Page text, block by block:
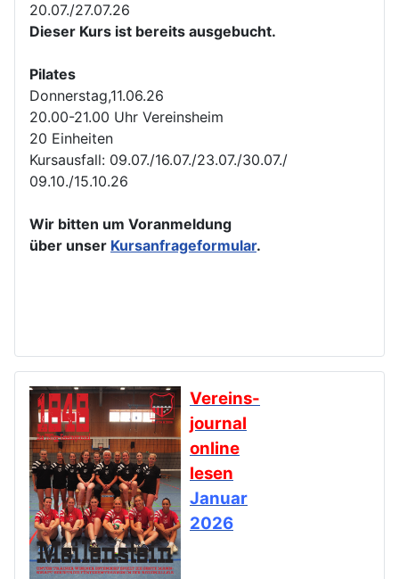
20.07./27.07.26
Dieser Kurs ist bereits ausgebucht.
Pilates
Donnerstag,11.06.26
20.00-21.00 Uhr Vereinsheim
20 Einheiten
Kursausfall: 09.07./16.07./23.07./30.07./
09.10./15.10.26
Wir bitten um Voranmeldung
über unser Kursanfrageformular.
Vereins-
journal
online
lesen
Januar
2026